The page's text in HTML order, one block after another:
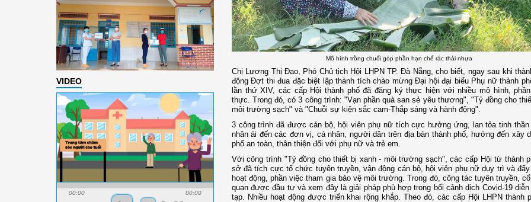
VIDEO
00:00 00:00
Mô hình trồng chuối góp phần hạn chế rác thải nhựa
Chị Lương Thị Đạo, Phó Chủ tịch Hội LHPN TP. Đà Nẵng, cho biết, ngay sau khi
động Đợt thi đua đặc biệt lập thành tích chào mừng Đại hội đại biểu Phụ nữ thành
lần thứ XIV, các cấp Hội thành phố đã đăng ký thực hiện với nhiều mô hình,
thực. Trong đó, có 3 công trình: "Vạn phần quà san sẻ yêu thương", "Tỷ đồng cho
môi trường sạch" và "Chuỗi sự kiện sắc cam-Thắp sáng và hành động".
3 công trình đã được cán bộ, hội viên phụ nữ tích cực hưởng ứng, lan tỏa tinh thần
nhân ái đến các đơn vị, cá nhân, người dân trên địa bàn thành phố, hướng đến xây
phố an toàn, thân thiện đối với phụ nữ và trẻ em.
Với công trình "Tỷ đồng cho thiết bị xanh - môi trường sạch", các cấp Hội từ thành
sở đã tích cực tổ chức tuyên truyền, vận động cán bộ, hội viên phụ nữ duy trì và
hoạt động, phần việc tham gia bảo vệ môi trường. Trong đó, công tác tuyên truyền,
quan được đầu tư và xem đây là giải pháp phù hợp trong bối cảnh dịch Covid-19
tạp. Nhiều hoạt động được triển khai rộng khắp. Theo đó, các cấp Hội LHPN thành